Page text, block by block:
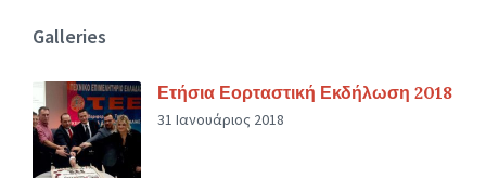
Galleries
Ετήσια Εορταστική Εκδήλωση 2018
31 Ιανουάριος 2018